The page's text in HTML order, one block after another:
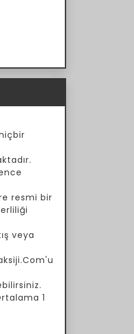
resmi bir
veya
1